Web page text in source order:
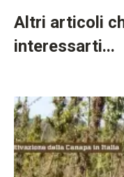
Altri articoli
interessarti...